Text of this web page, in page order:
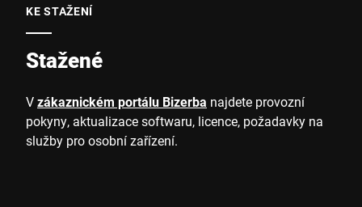
KE STAŽENÍ
Stažené
Vzákaznickém portálu Bizerba najdete provozní
pokyny, aktualizace softwaru, licence, požadavky na
služby pro osobní zařízení.